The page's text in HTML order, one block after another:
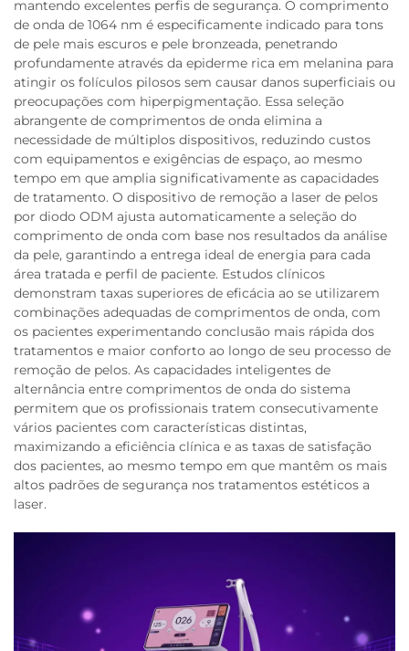
mantendo excelentes perfis de segurança. O comprimento
de onda de 1064 nm é especificamente indicado para tons
de pele mais escuros e pele bronzeada, penetrando
profundamente através da epiderme rica em melanina para
atingir os folículos pilosos sem causar danos superficiais ou
preocupações com hiperpigmentação. Essa seleção
abrangente de comprimentos de onda elimina a
necessidade de múltiplos dispositivos, reduzindo custos
com equipamentos e exigências de espaço, ao mesmo
tempo em que amplia significativamente as capacidades
de tratamento. O dispositivo de remoção a laser de pelos
por diodo ODM ajusta automaticamente a seleção do
comprimento de onda com base nos resultados da análise
da pele, garantindo a entrega ideal de energia para cada
área tratada e perfil de paciente. Estudos clínicos
demonstram taxas superiores de eficácia ao se utilizarem
combinações adequadas de comprimentos de onda, com
os pacientes experimentando conclusão mais rápida dos
tratamentos e maior conforto ao longo de seu processo de
remoção de pelos. As capacidades inteligentes de
alternância entre comprimentos de onda do sistema
permitem que os profissionais tratem consecutivamente
vários pacientes com características distintas,
maximizando a eficiência clínica e as taxas de satisfação
dos pacientes, ao mesmo tempo em que mantêm os mais
altos padrões de segurança nos tratamentos estéticos a
laser.